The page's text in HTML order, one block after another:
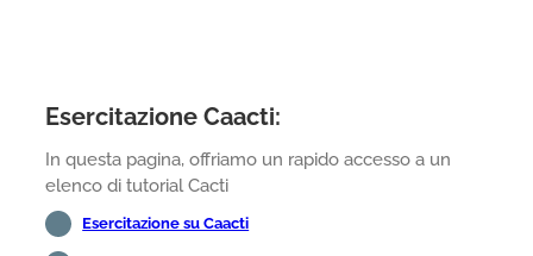
Esercitazione Caacti:
In questa pagina, offriamo un rapido accesso a un
elenco di tutorial Cacti
Esercitazione su Caacti